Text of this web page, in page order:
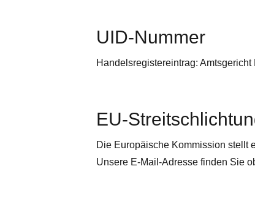
UID-Nummer
Handelsregistereintrag:
EU-
Die Europäische Kommission stellt
Unsere E‑Mail-Adresse finden Sie